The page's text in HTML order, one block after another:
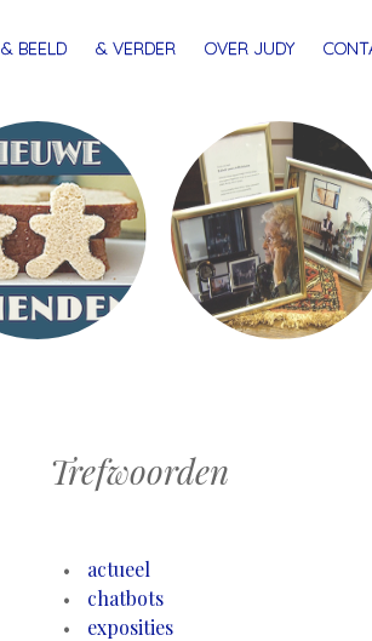
& BEELD & VERDER OVER JUDY
Trefwoorden
actueel
chatbots
exposities